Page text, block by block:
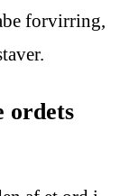
forvirring,
ordets